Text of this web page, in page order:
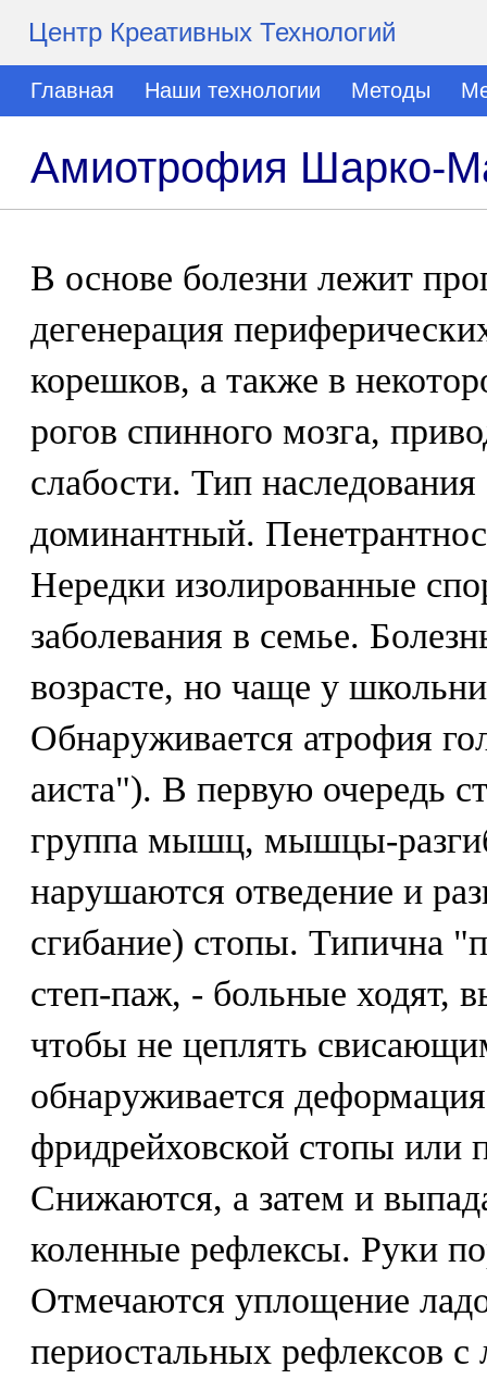
Центр Креативных Технологий
Главная Наши технологии Методы
Амиотрофия Шарко-
В основе болезни лежит
дегенерация
корешков, а также в
рогов спинного мозга,
слабости. Тип
доминантный.
Нередки изолированные
заболевания в семье.
возрасте, но чаще у
Обнаруживается атрофия
аиста"). В первую очередь
группа мышц, мышцы-
нарушаются отведение и
сгибание) стопы. Типична
степ-паж, - больные ходят,
чтобы не цеплять
обнаруживается
фридрейховской стопы или
Снижаются, а затем и
коленные рефлексы. Руки
Отмечаются уплощение
периостальных рефлексов